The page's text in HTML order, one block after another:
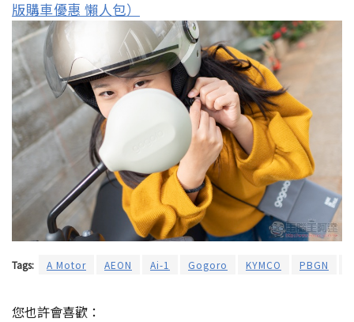
版購車優惠 懶人包）
Tags: A Motor AEON Ai-1 Gogoro KYMCO PBGN
您也許會喜歡：